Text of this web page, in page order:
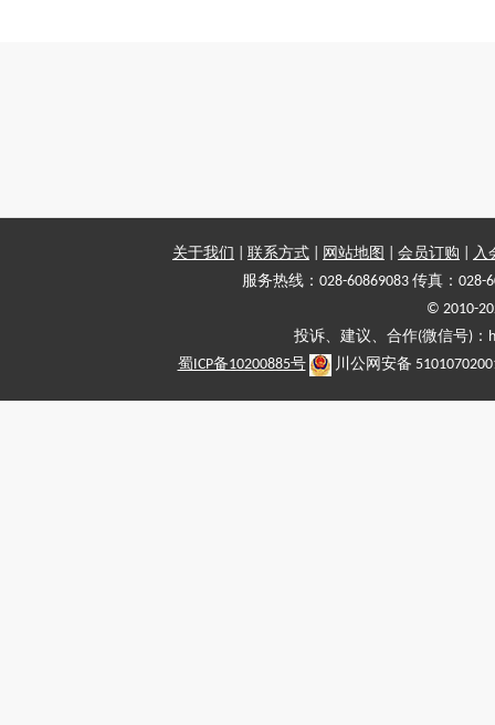
关于我们 联系方式 网站地图 会员订购
入
服务热线：028-60869083 传真：028-
© 2010-
投诉、建议、合作(微信号)
蜀ICP备10200885号
川公网安备